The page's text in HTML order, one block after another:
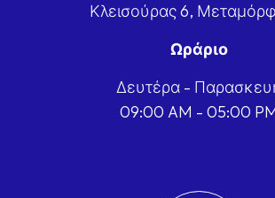
Κλεισούρας 6,
Ωράριο
Δευτέρα -
09:00 AM - 05:00